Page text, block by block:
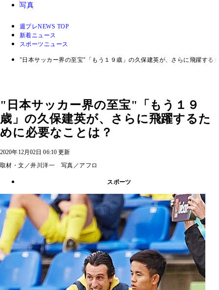
写真
週プレNEWS TOP
新着ニュース
スポーツニュース
"日本サッカー界の至宝"「もう１９歳」の久保建英が、さらに飛躍する
"日本サッカー界の至宝"「もう１９
歳」の久保建英が、さらに飛躍するた
めに必要なことは？
2020年12月02日 06:10 更新
取材・文／井川洋一 写真／アフロ
スポーツ